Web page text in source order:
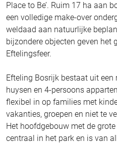
Place to Be’. Ruim 17 ha aan
een volledige make-over
weldaad aan natuurlijke
bijzondere objecten geven het
Eftelingsfeer.
Efteling Bosrijk bestaat uit
huysen en 4-persoons
flexibel in op families met
vakanties, groepen en niet te
Het hoofdgebouw met de
centraal in het park en is van